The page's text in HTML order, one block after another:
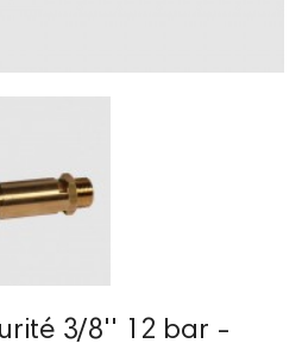
3/8'' 12 bar -